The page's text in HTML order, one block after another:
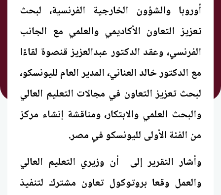
أوروبا والشؤون الخارجية الفرنسية، لبحث
تعزيز التعاون الأكاديمي والعلمي مع الجانب
الفرنسي، وعقد الدكتور عبدالعزيز قنصوة لقاءًا
مع الدكتور خالد العناني، المدير العام لليونسكو،
لبحث تعزيز التعاون في مجالات التعليم العالي
والبحث العلمي والابتكار، ومناقشة إنشاء مركز
من الفئة الأولى لليونسكو في مصر.
وأشار التقرير إلى أن وزيري التعليم العالي
والعمل وقعا بروتوكول تعاون مشترك لتنفيذ